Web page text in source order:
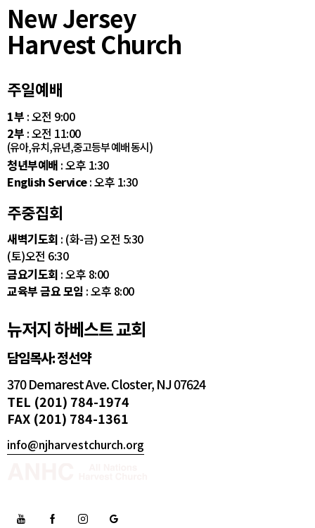
New Jersey
Harvest Church
주일예배
1부 : 오전 9:00
2부 : 오전 11:00
(유아,유치,유년,중고등부 예배 동시)
청년부예배 : 오후 1:30
English Service: 오후 1:30
주중집회
새벽기도회 : (화-금) 오전 5:30
(토)오전 6:30
금요기도회 : 오후 8:00
교육부 금요 모임 : 오후 8:00
뉴저지 하베스트 교회
담임목사: 정선약
370 Demarest Ave. Closter, NJ 07624
TEL (201) 784-1974
FAX (201) 784-1361
info@njharvestchurch.org